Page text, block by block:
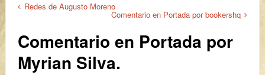
Redes de Augusto Moreno
Comentario en Portada por bookershq
Comentario en Portada por
Myrian Silva.